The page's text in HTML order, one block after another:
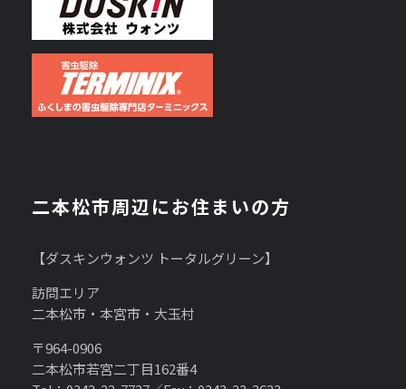
二本松市周辺にお住まいの方
【ダスキンウォンツ トータルグリーン】
訪問エリア
二本松市・本宮市・大玉村
〒964-0906
二本松市若宮二丁目162番4